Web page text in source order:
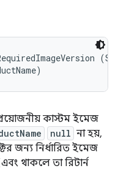
কাস্টম ইমেজ
null না হয়,
জন্য নির্ধারিত ইমেজ
থাকলে তা রিটার্ন